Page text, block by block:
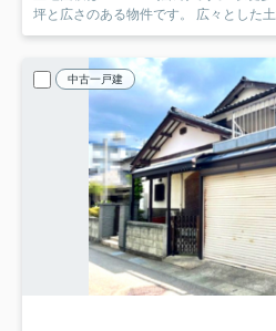
坪と広さのある物件です。 広々とした土
中古一戸建